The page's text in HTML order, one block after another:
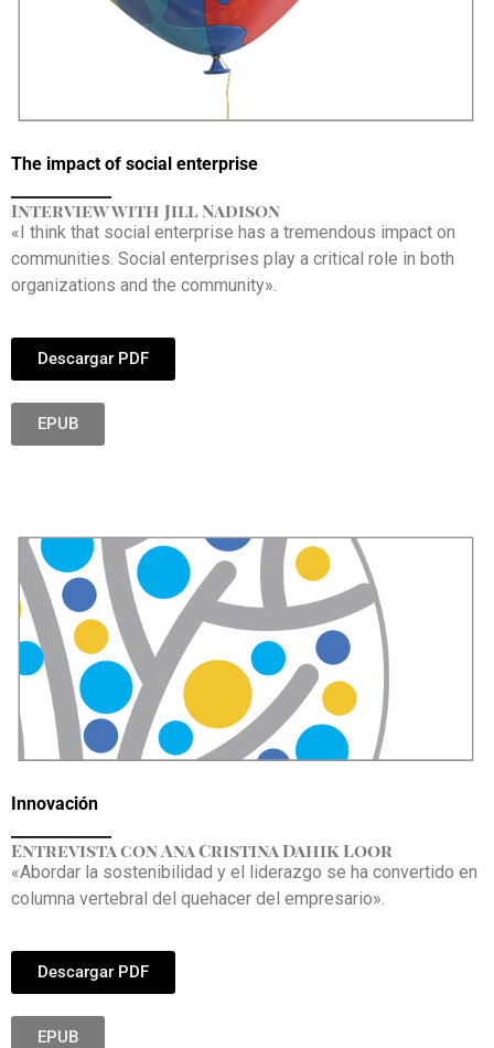
The impact of social enterprise
Interview with Jill Nadison
«I think that social enterprise has a tremendous impact on
communities. Social enterprises play a critical role in both
organizations and the community».
Descargar PDF
EPUB
Innovación
Entrevista con Ana Cristina Dahik Loor
«Abordar la sostenibilidad y el liderazgo se ha convertido en
columna vertebral del quehacer del empresario».
Descargar PDF
EPUB